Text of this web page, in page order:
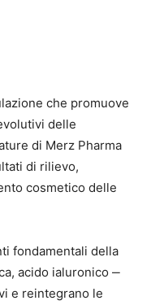
che promuove
delle
di Merz Pharma
di rilievo,
cosmetico delle
fondamentali della
acido ialuronico ‒
e reintegrano le